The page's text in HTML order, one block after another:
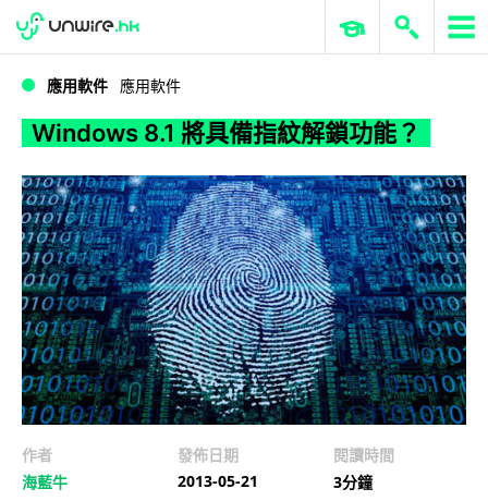
Windows 8.1 將具備指紋解鎖功能？
WWDC 2026 ERP 與商業 AI
應用軟件 應用軟件
Windows 8.1 將具備指紋解鎖功能？
作者
海藍牛
發佈日期
2013-05-21
閱讀時間
3分鐘